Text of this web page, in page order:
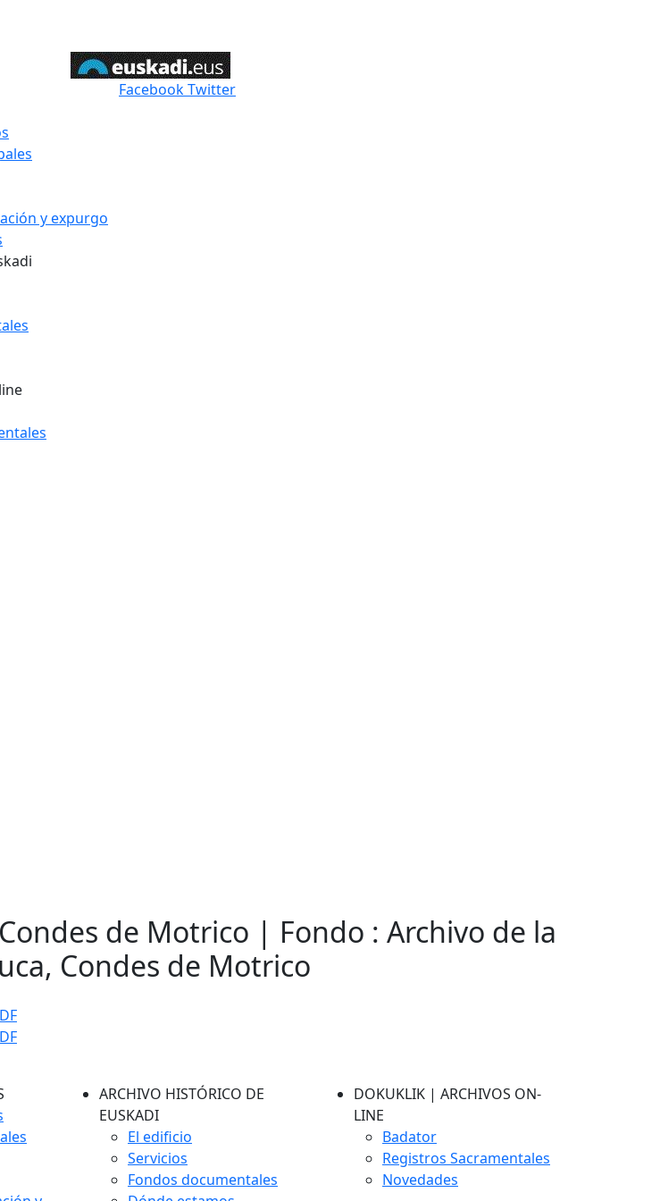
y expurgo
FacebookTwitter
de Motrico | Fondo : Archivo de la
Condes de Motrico
ARCHIVO HISTÓRICO DE
EUSKADI
El edificio
Servicios
Fondos documentales
DOKUKLIK | ARCHIVOS ON-
LINE
Badator
Registros Sacramentales
Novedades